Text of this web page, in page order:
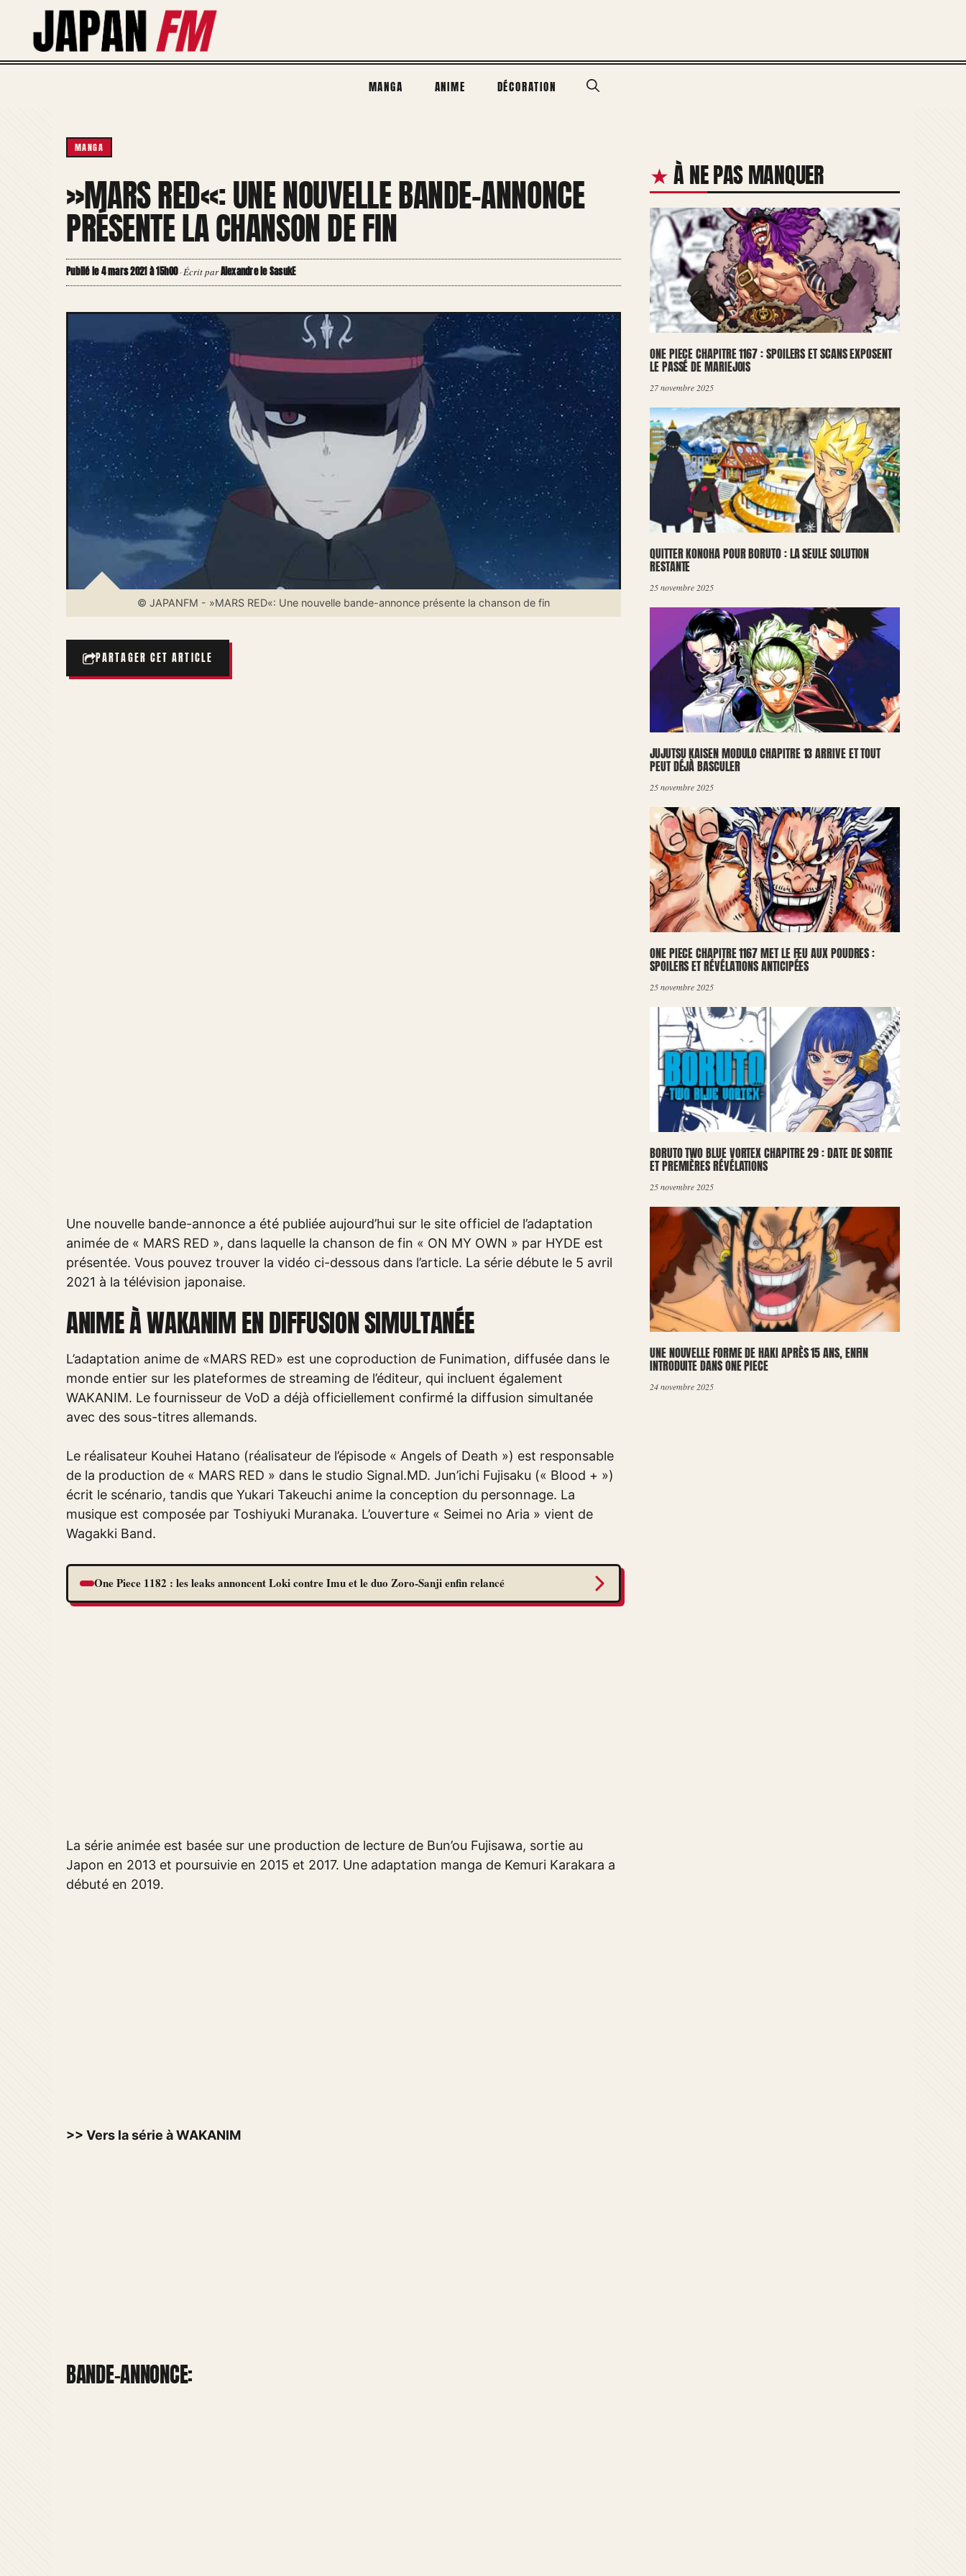
contenu
MANGA ANIME DÉCORATION
MANGA
»MARS RED«: UNE NOUVELLE BANDE-ANNONCE
PRÉSENTE LA CHANSON DE FIN
Publié le 4 mars 2021 à 15h00·Écrit parAlexandre le SasukE
© JAPANFM - »MARS RED«: Une nouvelle bande-annonce présente la chanson de fin
PARTAGER CET ARTICLE
Une nouvelle bande-annonce a été publiée aujourd’hui sur le site officiel de l’adaptation
animée de « MARS RED », dans laquelle la chanson de fin « ON MY OWN » par HYDE est
présentée. Vous pouvez trouver la vidéo ci-dessous dans l’article. La série débute le 5 avril
2021 à la télévision japonaise.
ANIME À WAKANIM EN DIFFUSION SIMULTANÉE
L’adaptation anime de «MARS RED» est une coproduction de Funimation, diffusée dans le
monde entier sur les plateformes de streaming de l’éditeur, qui incluent également
WAKANIM. Le fournisseur de VoD a déjà officiellement confirmé la diffusion simultanée
avec des sous-titres allemands.
Le réalisateur Kouhei Hatano (réalisateur de l’épisode « Angels of Death ») est responsable
de la production de « MARS RED » dans le studio Signal.MD. Jun’ichi Fujisaku (« Blood + »)
écrit le scénario, tandis que Yukari Takeuchi anime la conception du personnage. La
musique est composée par Toshiyuki Muranaka. L’ouverture « Seimei no Aria » vient de
Wagakki Band.
One Piece 1182 : les leaks annoncent Loki contre Imu et le duo Zoro-Sanji enfin relancé
La série animée est basée sur une production de lecture de Bun’ou Fujisawa, sortie au
Japon en 2013 et poursuivie en 2015 et 2017. Une adaptation manga de Kemuri Karakara a
débuté en 2019.
>> Vers la série à WAKANIM
BANDE-ANNONCE:
À NE PAS MANQUER
ONE PIECE CHAPITRE 1167 : SPOILERS ET SCANS EXPOSENT
LE PASSÉ DE MARIEJOIS
27 novembre 2025
QUITTER KONOHA POUR BORUTO : LA SEULE SOLUTION
RESTANTE
25 novembre 2025
JUJUTSU KAISEN MODULO CHAPITRE 13 ARRIVE ET TOUT
PEUT DÉJÀ BASCULER
25 novembre 2025
ONE PIECE CHAPITRE 1167 MET LE FEU AUX POUDRES :
SPOILERS ET RÉVÉLATIONS ANTICIPÉES
25 novembre 2025
BORUTO TWO BLUE VORTEX CHAPITRE 29 : DATE DE SORTIE
ET PREMIÈRES RÉVÉLATIONS
25 novembre 2025
UNE NOUVELLE FORME DE HAKI APRÈS 15 ANS, ENFIN
INTRODUITE DANS ONE PIECE
24 novembre 2025